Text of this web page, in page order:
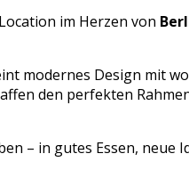
im Herzen von
modernes Design mit
den perfekten
– in gutes Essen,